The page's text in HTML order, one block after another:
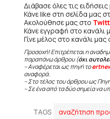
Διάβασε όλες τις
Κάνε like στη σελίδα μας
Ακολούθησε μας στο
Κάνε εγγραφή στο κανάλι
Γίνε μέλος στο κανάλι μας
Προσοχή! Επιτρέπεται η
παραπάνω άρθρου (όχι
– Αναφέρεται ως πηγή το
αναφορά.
– Στο τέλος του άρθρου ως
– Σε ένα από τα δύο σημεία να
TAGS αναζήτηση